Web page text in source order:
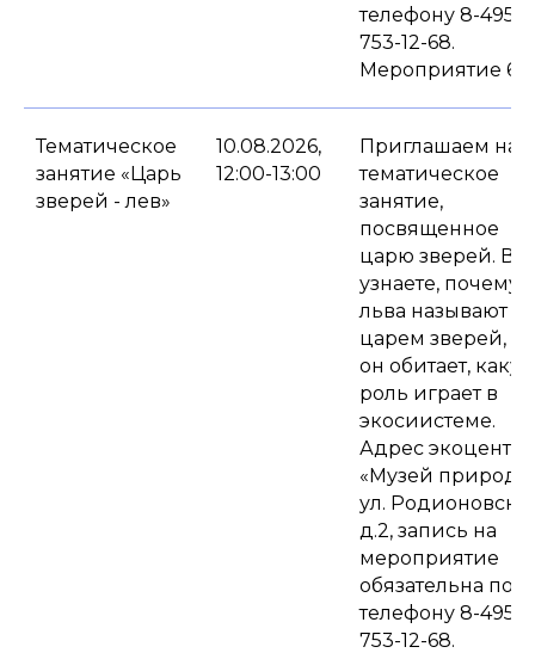
телефону 8-495-
753-12-68.
Мероприятие 6+.
Тематическое
занятие «Царь
зверей - лев»
10.08.2026,
12:00-13:00
Приглашаем на
тематическое
занятие,
посвященное
царю зверей. Вы
узнаете, почему
льва называют
царем зверей,
он обитает,
роль играет в
экосиистеме.
Адрес экоцентра
«Музей
ул.
д.2, запись на
мероприятие
обязательна по
телефону 8-495-
753-12-68.